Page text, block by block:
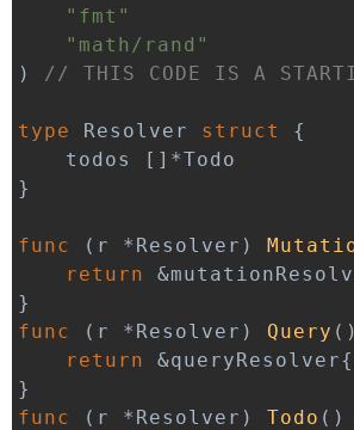
"fmt"
"math/rand"
)
// THIS CODE IS A
type Resolver struct
{
	todos
[ ] *
}
func ( r * Resolver )
return
&
}
func
( r * Resolver ) Query ( )
return
&queryResolver{
}
func
( r * Resolver ) Todo ( )